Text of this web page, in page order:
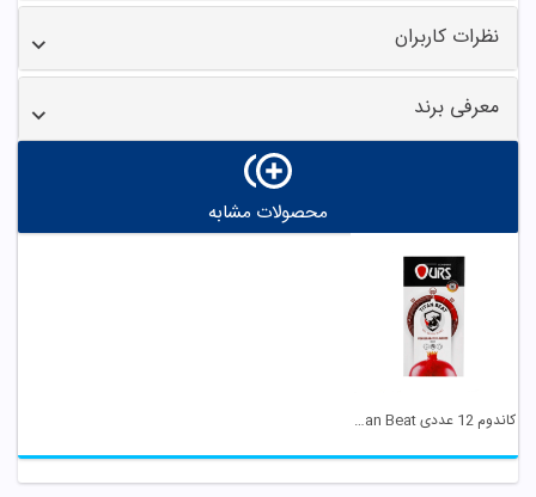
نظرات کاربران
معرفی برند
محصولات مشابه
کاندوم 12 عددی Titan Beat اورز